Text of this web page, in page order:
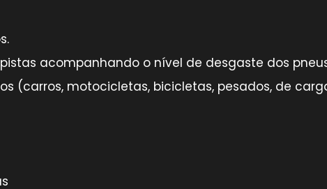
acompanhando o nível de desgaste dos
(carros, motocicletas, bicicletas, pesados, de